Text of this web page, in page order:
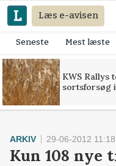
Læs e-avisen
Seneste Mest læste
KWS Rallys
sortsforsøg
ARKIV 29-06-2012 11:18
Kun 108 nye